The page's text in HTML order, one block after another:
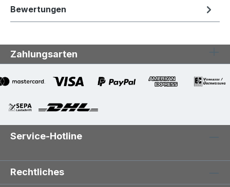
Bewertungen
Zahlungsarten
Service-Hotline
Rechtliches